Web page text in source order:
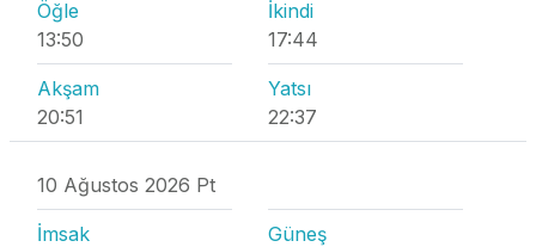
Öğle
13:50
İkindi
17:44
Akşam
20:51
Yatsı
22:37
10 Ağustos 2026 Pt
İmsak
Güneş